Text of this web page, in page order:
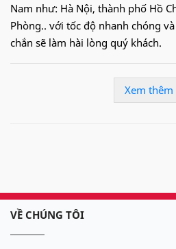
Nam như: Hà Nội, thành phố Hồ
Phòng.. với tốc độ nhanh chóng
chắn sẽ làm hài lòng quý khách.
09.68.68.30.97để được
cho xe
Xem thêm
VỀ CHÚNG TÔI